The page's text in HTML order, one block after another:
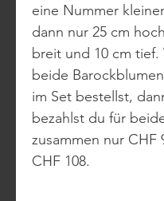
eine Nummer
dann nur 25 cm
breit und 10 cm tief.
beide
im Set bestellst,
bezahlst du für
zusammen nur CHF
CHF 108.